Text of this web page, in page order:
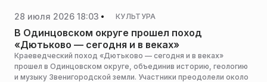
28 июля 2026 18:03 КУЛЬТУРА
В Одинцовском округе прошел поход
«Дютьково — сегодня и в веках»
Краеведческий поход «Дютьково — сегодня и в веках»
прошел в Одинцовском округе, объединив историю, геологию
и музыку Звенигородской земли. Участники преодолели около